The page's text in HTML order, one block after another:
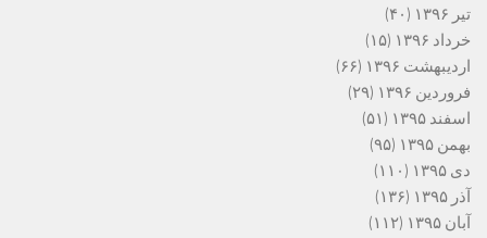
تیر ۱۳۹۶
(۴۰)
خرداد ۱۳۹۶
(۱۵)
اردیبهشت ۱۳۹۶
(۶۶)
فروردین ۱۳۹۶
(۲۹)
اسفند ۱۳۹۵
(۵۱)
بهمن ۱۳۹۵
(۹۵)
دی ۱۳۹۵
(۱۱۰)
آذر ۱۳۹۵
(۱۳۶)
آبان ۱۳۹۵
(۱۱۲)